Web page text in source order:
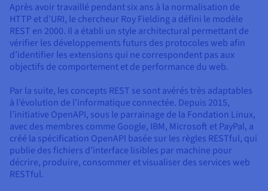
Après avoir travaillé pendant six ans à la normalisation de
HTTP et d’URI, le chercheur Roy Fielding a défini le modèle
REST en 2000. Il a établi un style architectural permettant de
vérifier les développements futurs des protocoles web afin
d’identifier les extensions qui ne correspondent pas aux
objectifs de comportement et de performance du web.
Par la suite, les concepts REST se sont avérés très adaptables
à l’évolution de l’informatique connectée. Depuis 2015,
l’initiative OpenAPI, sous le parrainage de la Fondation Linux,
avec des membres comme Google, IBM, Microsoft et PayPal, a
créé la spécification OpenAPI basée sur les règles RESTful, qui
publie des fichiers d’interface lisibles par machine pour
décrire, produire, consommer et visualiser des services web
RESTful.